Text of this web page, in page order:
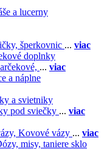
a lucerny
šperkovnic ... viac
doplnky
... viac
a náplne
a svietniky
pod sviečky ... viac
Kovové vázy ... viac
misy, taniere sklo